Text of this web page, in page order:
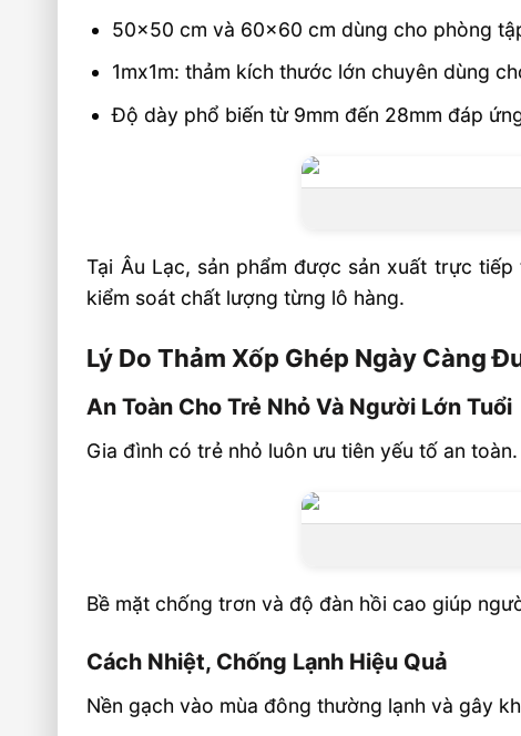
50×50 cm và 60×60 cm dùng cho phòng
1mx1m: thảm kích thước lớn chuyên dùng
Độ dày phổ biến từ 9mm đến 28mm đáp
Tại Âu Lạc, sản phẩm được sản xuất trực
kiểm soát chất lượng từng lô hàng.
Lý Do Thảm Xốp Ghép Ngày Càng
An Toàn Cho Trẻ Nhỏ Và Người Lớn Tuổi
Gia đình có trẻ nhỏ luôn ưu tiên yếu tố an
Bề mặt chống trơn và độ đàn hồi cao giúp
Cách Nhiệt, Chống Lạnh Hiệu Quả
Nền gạch vào mùa đông thường lạnh và gây